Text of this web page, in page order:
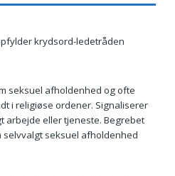
krydsord-ledetråden
seksuel afholdenhed og ofte
i religiøse ordener. Signaliserer
arbejde eller tjeneste. Begrebet
seksuel afholdenhed